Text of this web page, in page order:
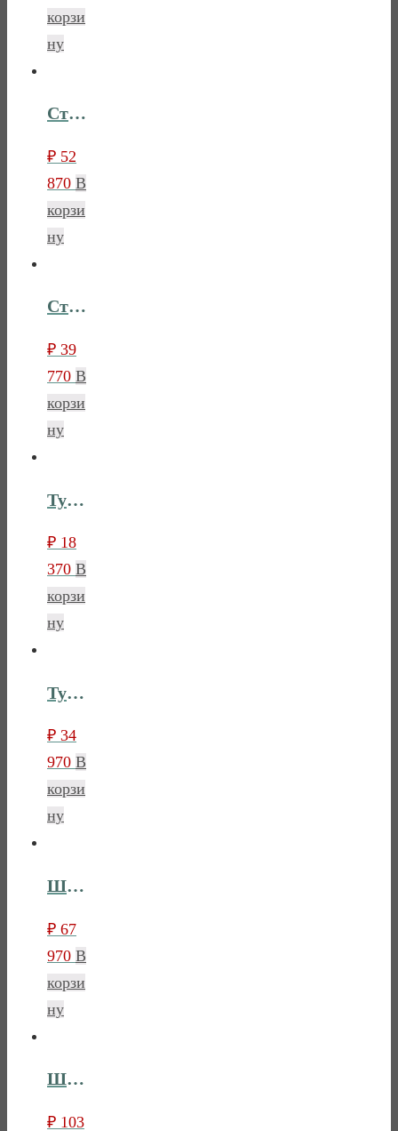
корзи
ну
Стеллаж широкий Лебо
₽ 52
870 В
корзи
ну
Стол письменный Лебо
₽ 39
770 В
корзи
ну
Тумба прикроватная Лебо
₽ 18
370 В
корзи
ну
Тумба ТВ Лебо
₽ 34
970 В
корзи
ну
Шкаф Лебо 2х дверный
₽ 67
970 В
корзи
ну
Шкаф Лебо 3х дверный с зеркалом
₽ 103